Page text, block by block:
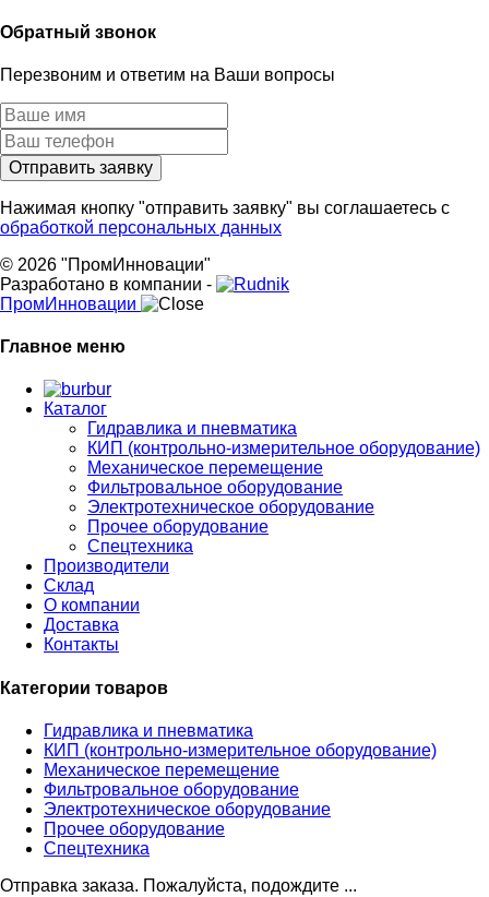
Обратный звонок
Перезвоним и ответим на Ваши вопросы
Нажимая кнопку "отправить заявку" вы соглашаетесь с
обработкой персональных данных
© 2026 "ПромИнновации"
Разработано в компании -
ПромИнновации
Главное меню
bur
Каталог
Гидравлика и пневматика
КИП (контрольно-измерительное оборудование)
Механическое перемещение
Фильтровальное оборудование
Электротехническое оборудование
Прочее оборудование
Спецтехника
Производители
Склад
О компании
Доставка
Контакты
Категории товаров
Гидравлика и пневматика
КИП (контрольно-измерительное оборудование)
Механическое перемещение
Фильтровальное оборудование
Электротехническое оборудование
Прочее оборудование
Спецтехника
Отправка заказа. Пожалуйста, подождите ...